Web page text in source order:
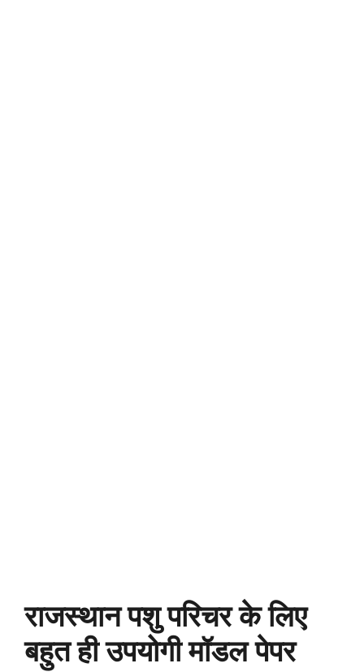
राजस्थान पशु परिचर के लिए
बहुत ही उपयोगी मॉडल पेपर